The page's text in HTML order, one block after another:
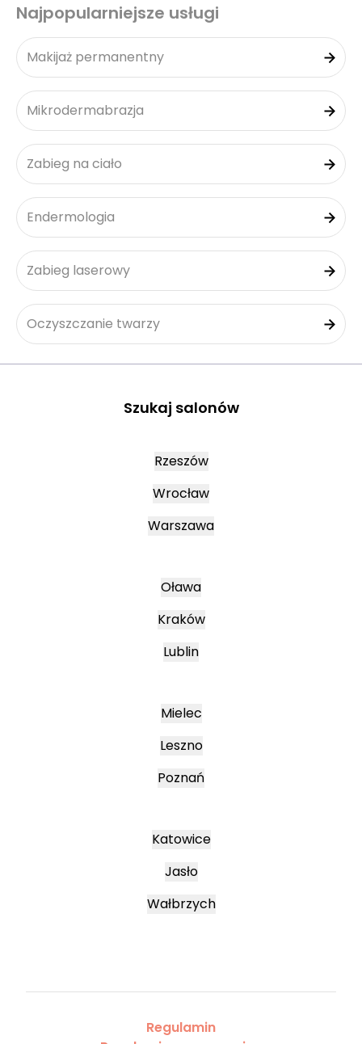
Najpopularniejsze usługi
Makijaż permanentny
Mikrodermabrazja
Zabieg na ciało
Endermologia
Zabieg laserowy
Oczyszczanie twarzy
Szukaj salonów
Rzeszów
Wrocław
Warszawa
Oława
Kraków
Lublin
Mielec
Leszno
Poznań
Katowice
Jasło
Wałbrzych
Regulamin